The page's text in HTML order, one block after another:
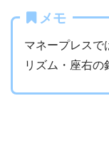
メモ
マネープレスで
リズム・座右の